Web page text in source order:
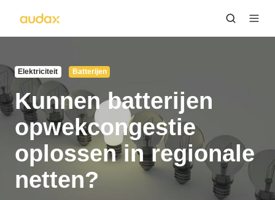
Elektriciteit Batterijen
Kunnen batterijen
opwekcongestie
oplossen in regionale
netten?